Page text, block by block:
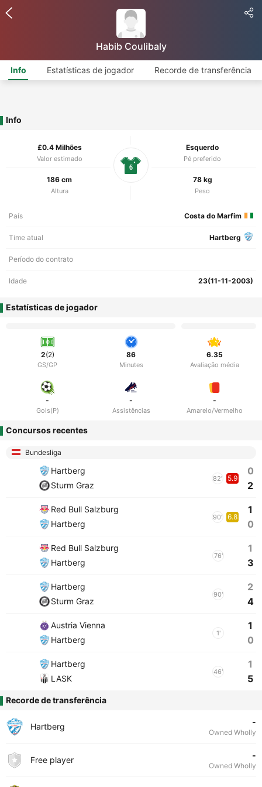
Habib Coulibaly
Info Estatísticas de jogador Recorde de transferência
Info
£0.4 Milhões
Valor estimado
Esquerdo
Pé preferido
186 cm
Altura
78 kg
Peso
6
País Costa do Marfim
Time atual Hartberg
Período do contrato
Idade 23(11-11-2003)
Estatísticas de jogador
2(2)
GS/GP
86
Minutes
6.35
Avaliação média
-
Gols(P)
-
Assistências
-
Amarelo/Vermelho
Concursos recentes
Bundesliga
Hartberg
Sturm Graz
82' 5.9
0
2
Red Bull Salzburg
Hartberg
90' 6.8
1
0
Red Bull Salzburg
Hartberg
76'
1
3
Hartberg
Sturm Graz
90'
2
4
Austria Vienna
Hartberg
1'
1
0
Hartberg
LASK
46'
1
5
Recorde de transferência
Hartberg -
Owned Wholly
Free player -
Owned Wholly